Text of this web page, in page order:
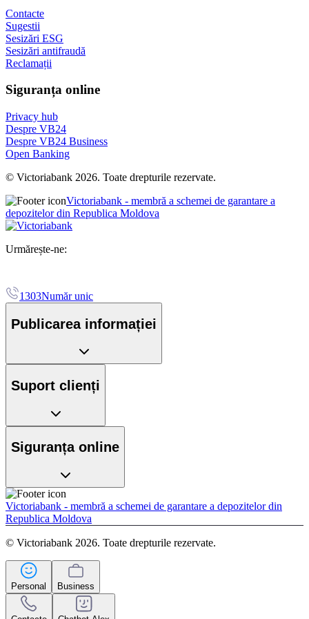
Contacte
Sugestii
Sesizări ESG
Sesizări antifraudă
Reclamații
Siguranța online
Privacy hub
Despre VB24
Despre VB24 Business
Open Banking
© Victoriabank 2026. Toate drepturile rezervate.
Victoriabank - membră a schemei de garantare a
depozitelor din Republica Moldova
Urmărește-ne:
1303Număr unic
Publicarea informației
Suport clienți
Siguranța online
Victoriabank - membră a schemei de garantare a depozitelor din
Republica Moldova
© Victoriabank 2026. Toate drepturile rezervate.
Personal Business